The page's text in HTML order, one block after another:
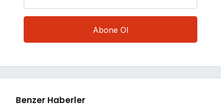
Benzer Haberler